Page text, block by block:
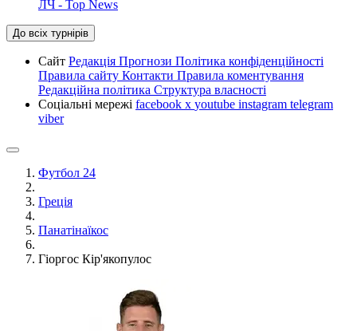
ЛЧ - Top News
До всіх турнірів
Сайт Редакція Прогнози Політика конфіденційності
Правила сайту Контакти Правила коментування
Редакційна політика Структура власності
Соціальні мережі facebook x youtube instagram telegram
viber
Футбол 24
Греція
Панатінаїкос
Гіоргос Кір'якопулос